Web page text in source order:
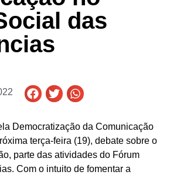
das
Democratização da Comunicação
terça-feira (19), debate sobre o
parte das atividades do Fórum
Com o intuito de fomentar a